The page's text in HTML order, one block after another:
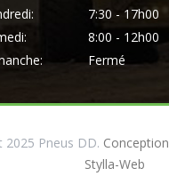
7:30 - 17h00
8:00 - 12h00
Fermé
Pneus DD. Conception
Stylla-Web